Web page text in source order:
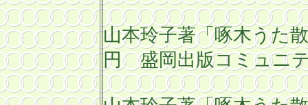
山本玲子著「啄木うた
円 盛岡出版コミュニ